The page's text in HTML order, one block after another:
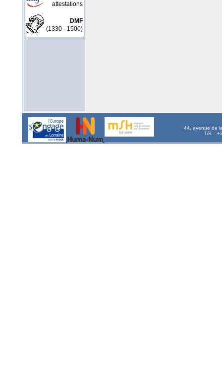
attestations
DMF
(1330 - 1500)
44, avenue de
Tél. :